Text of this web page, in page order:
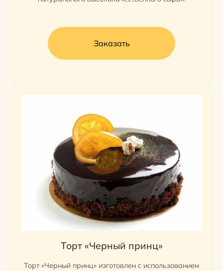
Заказать
Торт «Черный принц»
Торт «Черный принц» изготовлен с использованием